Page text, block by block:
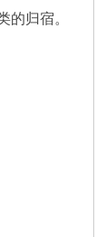
的归宿。